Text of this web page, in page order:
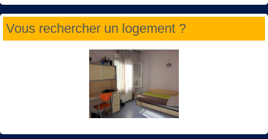
Vous rechercher un logement ?